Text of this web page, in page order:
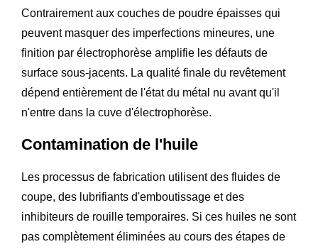
Contrairement aux couches de poudre épaisses qui
peuvent masquer des imperfections mineures, une
finition par électrophorèse amplifie les défauts de
surface sous-jacents. La qualité finale du revêtement
dépend entièrement de l'état du métal nu avant qu'il
n'entre dans la cuve d'électrophorèse.
Contamination de l'huile
Les processus de fabrication utilisent des fluides de
coupe, des lubrifiants d'emboutissage et des
inhibiteurs de rouille temporaires. Si ces huiles ne sont
pas complètement éliminées au cours des étapes de